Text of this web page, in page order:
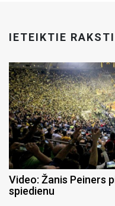
IETEIKTIE RAKSTI
Video: Žanis Peiners
spiedienu